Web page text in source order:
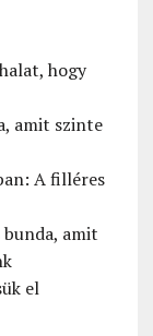
hogy
amit szinte
A filléres
amit
el